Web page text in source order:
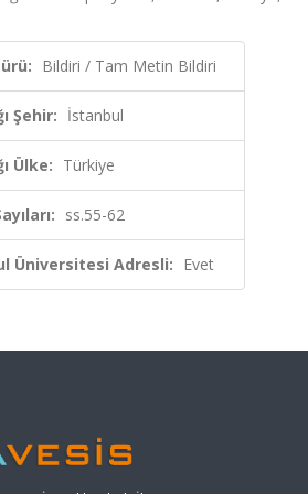
Bildiri / Tam Metin Bildiri
Şehir: İstanbul
Ülke: Türkiye
ss.55-62
Üniversitesi Adresli: Evet